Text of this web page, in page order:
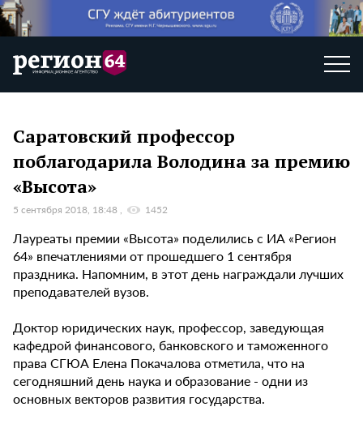
Саратовский профессор
поблагодарила Володина за премию
«Высота»
5 сентября 2018, 18:48 1452
Лауреаты премии «Высота» поделились с ИА «Регион
64» впечатлениями от прошедшего 1 сентября
праздника. Напомним, в этот день награждали лучших
преподавателей вузов.
Доктор юридических наук, профессор, заведующая
кафедрой финансового, банковского и таможенного
права СГЮА Елена Покачалова отметила, что на
сегодняшний день наука и образование - одни из
основных векторов развития государства.